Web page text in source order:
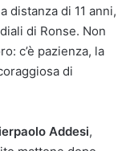
distanza di 11 anni,
di Ronse. Non
c’è pazienza, la
di
Addesi,